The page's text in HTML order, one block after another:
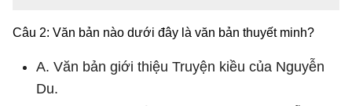
Câu 2: Văn bản nào dưới đây là văn bản thuyết minh?
A. Văn bản giới thiệu Truyện kiều của Nguyễn
Du.